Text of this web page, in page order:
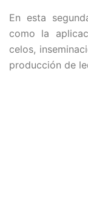
En esta
como la
celos,
producción de